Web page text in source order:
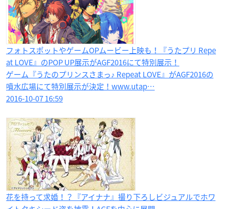
フォトスポットやゲームOPムービー上映も！『うたプリ Repe
at LOVE』のPOP UP展示がAGF2016にて特別展示！
ゲーム『うたのプリンスさまっ♪ Repeat LOVE』がAGF2016の
噴水広場にて特別展示が決定！www.utap…
2016-10-07 16:59
花を持って求婚！？『アイナナ』撮り下ろしビジュアルでホワ